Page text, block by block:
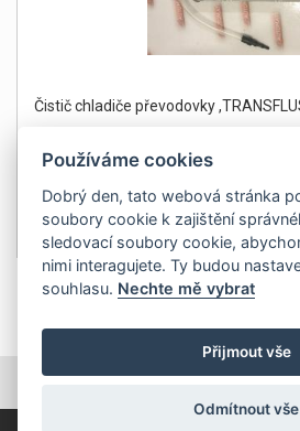
Čistič chladiče převodovky
499Kč
bez DPH 412 Kč
1
TOPWEBY -
Používáme cookies
Dobrý den, tato webová stránka
soubory cookie k zajištění
sledovací soubory cookie,
nimi interagujete. Ty budou
souhlasu. Nechte mě vybrat
Přijmout vše
Odmítnout vše